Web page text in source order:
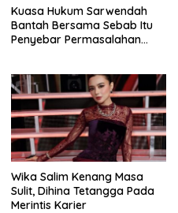
Kuasa Hukum Sarwendah
Bantah Bersama Sebab Itu
Penyebar Permasalahan
Wika Salim Kenang Masa
Sulit, Dihina Tetangga Pada
Merintis Karier